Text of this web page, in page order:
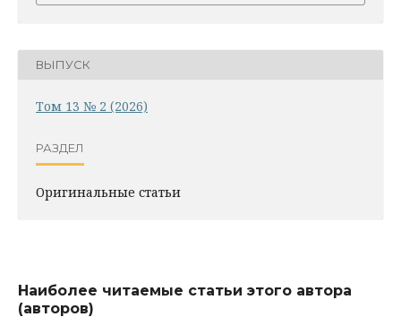
ВЫПУСК
Том 13 № 2 (2026)
РАЗДЕЛ
Оригинальные статьи
Наиболее читаемые статьи этого автора
(авторов)